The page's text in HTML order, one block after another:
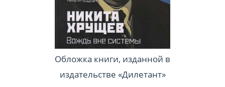
Обложка книги, изданной в
издательстве «Дилетант»